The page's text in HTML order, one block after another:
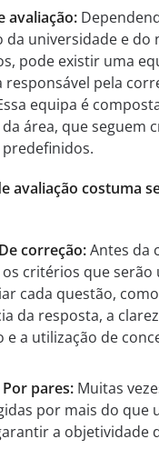
avaliação:
da universidade e do
pode existir uma
responsável pela
equipa é
área, que seguem
avaliação costuma
correção:Antes da
critérios que serão
cada questão,
da resposta, a
e a utilização de
pares: Muitas
por mais do que
a objetividade